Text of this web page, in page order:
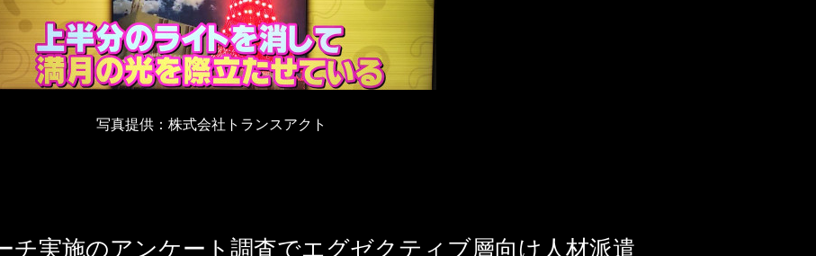
写真提供：株式会社トランスアクト
チ実施のアンケート調査でエグゼクティブ層向け人材派遣